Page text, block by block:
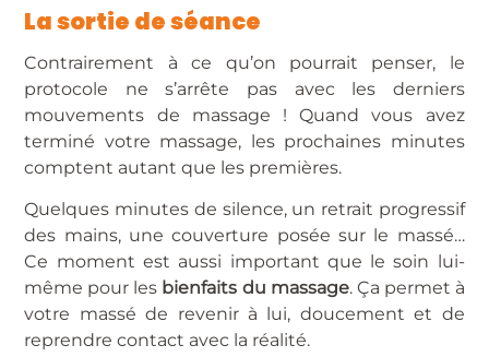
La sortie de séance
Contrairement à ce qu’on pourrait penser, le
protocole ne s’arrête pas avec les derniers
mouvements de massage ! Quand vous avez
terminé votre massage, les prochaines minutes
comptent autant que les premières.
Quelques minutes de silence, un retrait progressif
des mains, une couverture posée sur le massé…
Ce moment est aussi important que le soin lui-
même pour les bienfaits du massage. Ça permet à
votre massé de revenir à lui, doucement et de
reprendre contact avec la réalité.